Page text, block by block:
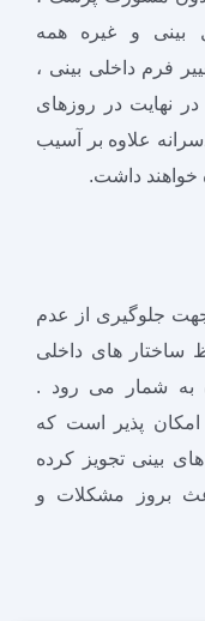
بینی و غیره همه
فرم داخلی بینی ،
در نهایت در روزهای
علاوه بر آسیب
خواهند داشت.
جهت جلوگیری از عدم
ساختار های داخلی
به شمار می رود .
امکان پذیر است که
بینی تجویز کرده
بروز مشکلات و